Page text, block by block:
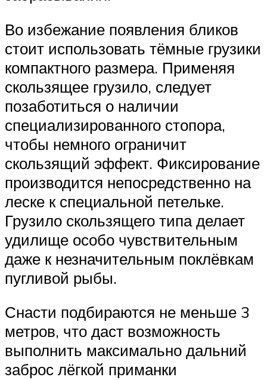
Во избежание появления бликов
стоит использовать тёмные грузики
компактного размера. Применяя
скользящее грузило, следует
позаботиться о наличии
специализированного стопора,
чтобы немного ограничит
скользящий эффект. Фиксирование
производится непосредственно на
леске к специальной петельке.
Грузило скользящего типа делает
удилище особо чувствительным
даже к незначительным поклёвкам
пугливой рыбы.
Снасти подбираются не меньше 3
метров, что даст возможность
выполнить максимально дальний
заброс лёгкой приманки